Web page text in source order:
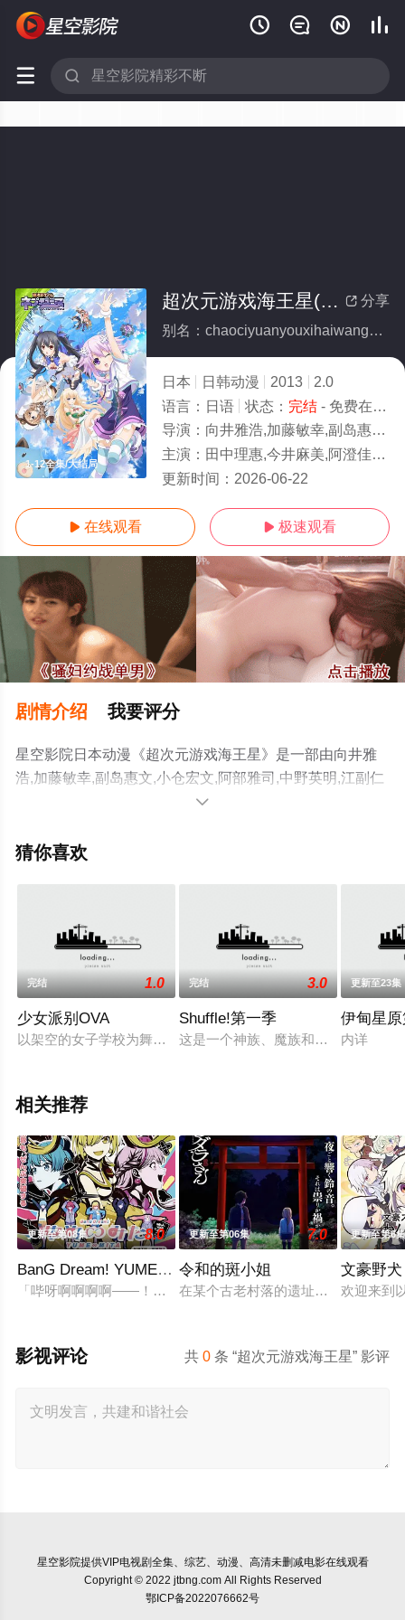
   
 
1-12全集/大结局
 分享
超次元游戏海王星(全集)
别名：chaociyuanyouxihaiwangxing
日本 日韩动漫 2013
2.0
语言： 日语 状态： 完结- 免费在线观看
导演： 向井雅浩,加藤敏幸,副岛惠文,小仓宏文,阿部雅司,中野英明,江副仁美,山田弘和,大岛博之,黑濑大辅,德本善信,藤本次朗
主演： 田中理惠,今井麻美,阿澄佳奈,佐藤利奈,堀江由衣,喜多村英梨,小仓唯,石原夏织,植田佳奈,酒井香奈子,金井美香,庄子裕衣,花泽
更新时间： 2026-06-22
 在线观看  极速观看
剧情介绍 我要评分
星空影院日本动漫《超次元游戏海王星》是一部由向井雅
浩,加藤敏幸,副岛惠文,小仓宏文,阿部雅司,中野英明,江副仁
美,山田弘和,大岛博之,黑濑大辅,德本善信,藤本次朗导演执
村英梨,小仓唯,石原夏织,植田佳奈,酒井香奈子,金井美香,庄
多相关信息可移步至豆瓣动漫、电视猫或剧情网等平台了

猜你喜欢
完结 1.0
少女派别OVA
以架空的女子学校为舞台，描写了女孩子们之间互相的爱恋。
完结 3.0
Shuffle!第一季
这是一个神族、魔族和人类混居的世
更新至23集
伊甸星
内详
相关推荐
更新至第08集 8.0
BanG Dream! YUME∞MITA
「哔呀啊啊啊啊——！！！」 为了乐团出道而突然集结的团员
更新至第06集 7.0
令和的斑小姐
在某个古老村落的遗址深处，那一片
更新至第6
文豪野
欢迎来到
共0 条 “超次元游戏海王星” 影评
影视评论
星空影院提供VIP电视剧全集、综艺、动漫、高清未删减电影在线观看
Copyright © 2022 jtbng.com All Rights Reserved
鄂ICP备2022076662号